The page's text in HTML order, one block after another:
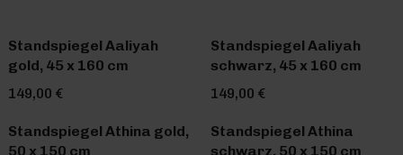
Standspiegel Aaliyah
gold, 45 x 160 cm
149,00 €
Standspiegel Aaliyah
schwarz, 45 x 160 cm
149,00 €
Standspiegel Athina gold,
50 x 150 cm
Standspiegel Athina
schwarz, 50 x 150 cm